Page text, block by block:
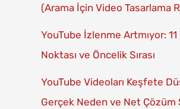
(Arama İçin Video Tasarlama
YouTube İzlenme Artmıyor: 11
Noktası ve Öncelik Sırası
YouTube Videoları Keşfete
Gerçek Neden ve Net Çözüm